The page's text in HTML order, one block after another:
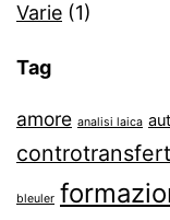
Varie (1)
Tag
amore analisi laica
controtransfert
bleuler